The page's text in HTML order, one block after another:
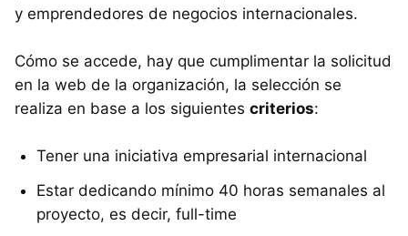
y emprendedores de negocios internacionales.
Cómo se accede, hay que cumplimentar la solicitud
en la web de la organización, la selección se
realiza en base a los siguientes criterios:
Tener una iniciativa empresarial internacional
Estar dedicando mínimo 40 horas semanales al
proyecto, es decir, full-time